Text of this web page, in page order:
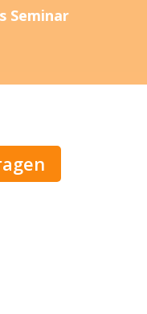
Seminar